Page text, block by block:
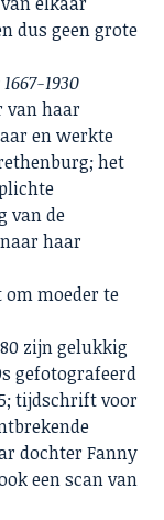
dus geen grote
1930
van haar
en werkte
het
van de
haar
moeder te
zijn gelukkig
gefotografeerd
tijdschrift voor
dochter Fanny
een scan van